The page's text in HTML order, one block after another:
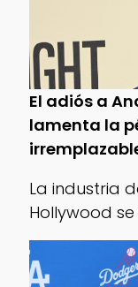
El adiós a
lamenta la
La industria
Hollywood